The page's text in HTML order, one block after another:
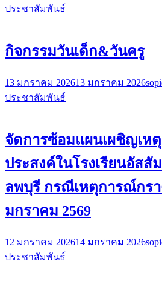
ประชาสัมพันธ์
กิจกรรมวันเด็ก&วันครู
13 มกราคม 202613 มกราคม 2026
ประชาสัมพันธ์
จัดการซ้อมแผนเผชิญเห
ประสงค์ในโรงเรียนอัส
ลพบุรี กรณีเหตุการณ์กร
มกราคม 2569
12 มกราคม 202614 มกราคม 2026
ประชาสัมพันธ์